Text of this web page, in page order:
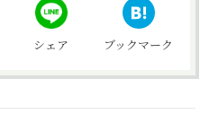
シェア ブックマーク